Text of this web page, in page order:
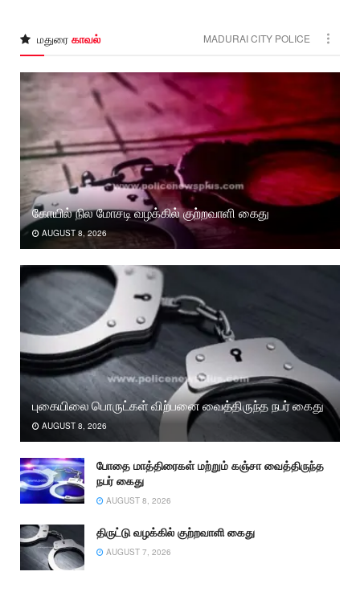
மதுரை காவல் MADURAI CITY POLICE
கோயில் நில மோசடி வழக்கில் குற்றவாளி கைது
AUGUST 8, 2026
புகையிலை பொருட்கள் விற்பனை வைத்திருந்த நபர் கைது
AUGUST 8, 2026
போதை மாத்திரைகள் மற்றும் கஞ்சா வைத்திருந்த
நபர் கைது
AUGUST 8, 2026
திருட்டு வழக்கில் குற்றவாளி கைது
AUGUST 7, 2026